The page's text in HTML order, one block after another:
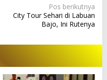
Pos berikutnya
City Tour Sehari di Labuan
Bajo, Ini Rutenya